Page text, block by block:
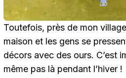
Toutefois, près de mon
maison et les gens se
décors avec des ours. C’est
même pas là pendant l’hiver !